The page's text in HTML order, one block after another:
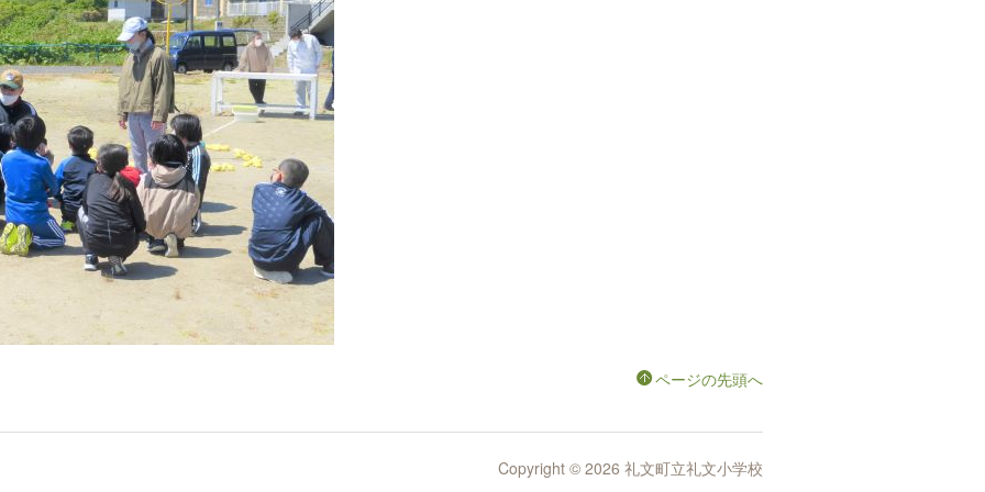
ページの先頭へ
Copyright © 2026 礼文町立礼文小学校